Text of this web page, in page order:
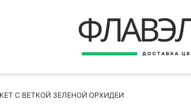
С ВЕТКОЙ ЗЕЛЕНОЙ ОРХИДЕИ
ВЕРНУТЬСЯ
Быстрая